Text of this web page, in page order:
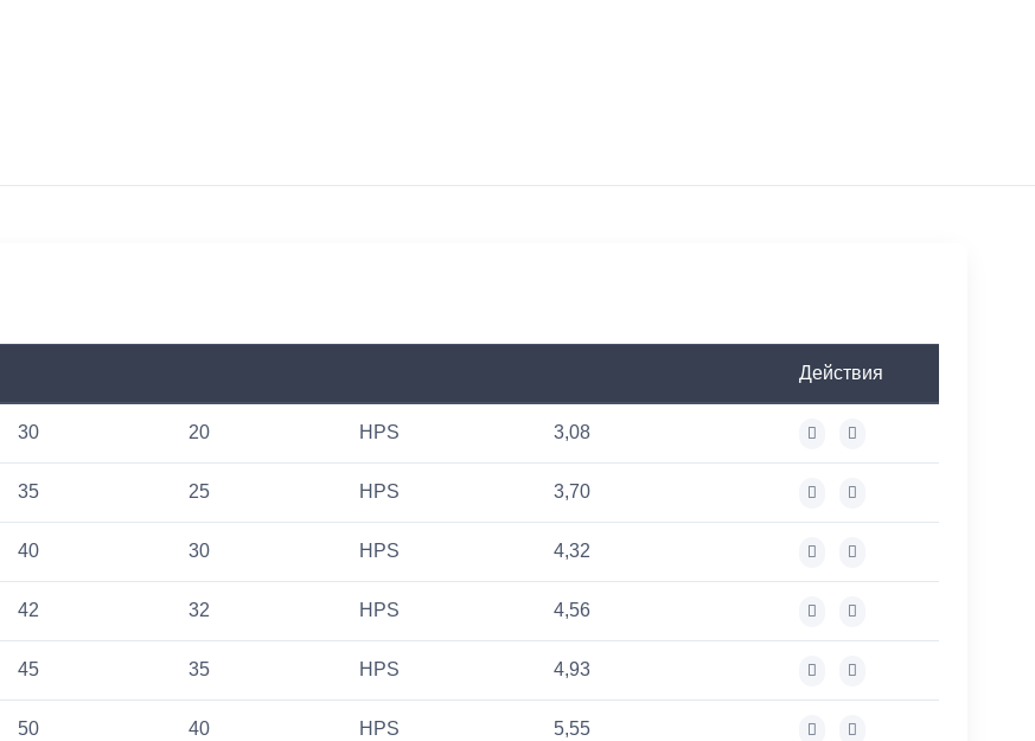
Действия
30 20 HPS 3,08
35 25 HPS 3,70
40 30 HPS 4,32
42 32 HPS 4,56
45 35 HPS 4,93
50 40 HPS 5,55